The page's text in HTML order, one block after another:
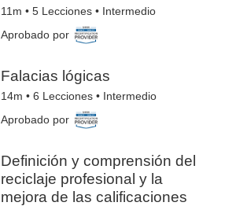
11m •5 Lecciones • Intermedio
Aprobado por
Falacias lógicas
14m •6 Lecciones • Intermedio
Aprobado por
Definición y comprensión del
reciclaje profesional y la
mejora de las calificaciones